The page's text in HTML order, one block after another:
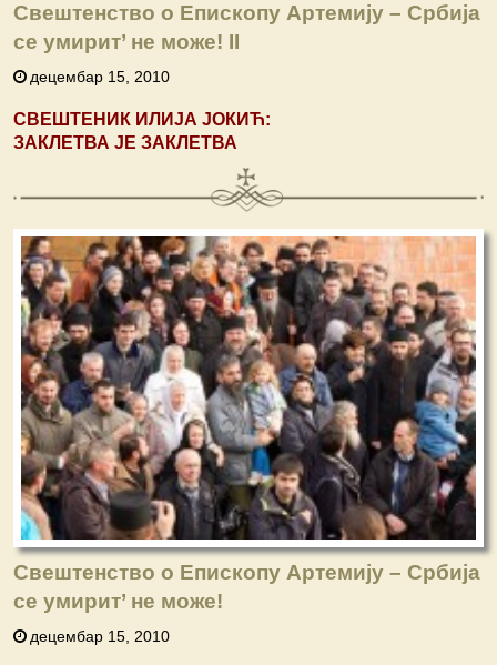
Свештенство о Епископу Артемију – Србија
се умирит’ не може! II
децембар 15, 2010
СВЕШТЕНИК ИЛИЈА ЈОКИЋ:
ЗАКЛЕТВА ЈЕ ЗАКЛЕТВА
Свештенство о Епископу Артемију – Србија
се умирит’ не може!
децембар 15, 2010